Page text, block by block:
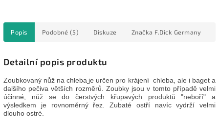
Popis Podobné (5) Diskuze Značka F.Dick Germany
Detailní popis produktu
Zoubkovaný nůž na chleba je určen pro krájení chleba, ale i baget a
dalšího pečiva větších rozměrů. Zoubky jsou v tomto případě velmi
účinné, nůž se do čerstvých křupavých produktů "neboří" a
výsledkem je rovnoměrný řez. Zubaté ostří navíc vydrží velmi
dlouho ostré.